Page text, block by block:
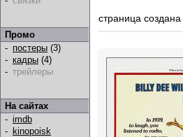
Промо
- постеры (3)
- кадры (4)
- трейлеры
На сайтах
- imdb
- kinopoisk
страница создана